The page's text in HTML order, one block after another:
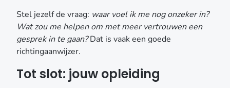
Stel jezelf de vraag: waar voel ik me nog onzeker in?
Wat zou me helpen om met meer vertrouwen een
gesprek in te gaan?Dat is vaak een goede
richtingaanwijzer.
Tot slot: jouw opleiding